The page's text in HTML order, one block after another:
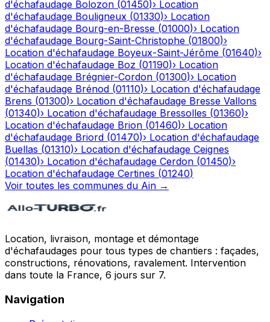
d'échafaudage Bolozon (01450)› Location
d'échafaudage Bouligneux (01330)› Location
d'échafaudage Bourg-en-Bresse (01000)› Location
d'échafaudage Bourg-Saint-Christophe (01800)›
Location d'échafaudage Boyeux-Saint-Jérôme (01640)›
Location d'échafaudage Boz (01190)› Location
d'échafaudage Brégnier-Cordon (01300)› Location
d'échafaudage Brénod (01110)› Location d'échafaudage
Brens (01300)› Location d'échafaudage Bresse Vallons
(01340)› Location d'échafaudage Bressolles (01360)›
Location d'échafaudage Brion (01460)› Location
d'échafaudage Briord (01470)› Location d'échafaudage
Buellas (01310)› Location d'échafaudage Ceignes
(01430)› Location d'échafaudage Cerdon (01450)›
Location d'échafaudage Certines (01240)
Voir toutes les communes du Ain →
Location, livraison, montage et démontage
d'échafaudages pour tous types de chantiers : façades,
constructions, rénovations, ravalement. Intervention
dans toute la France, 6 jours sur 7.
Navigation